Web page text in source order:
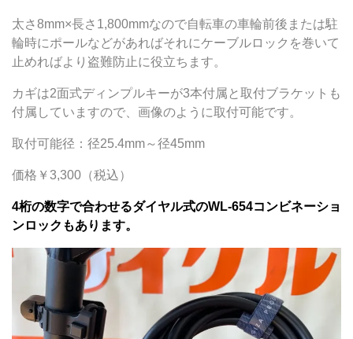
太さ8mm×長さ1,800mmなので自転車の車輪前後または駐
輪時にポールなどがあればそれにケーブルロックを巻いて
止めればより盗難防止に役立ちます。
カギは2面式ディンプルキーが3本付属と取付ブラケットも
付属していますので、画像のように取付可能です。
取付可能径：径25.4mm～径45mm
価格￥3,300（税込）
4桁の数字で合わせるダイヤル式のWL-654コンビネーショ
ンロックもあります。